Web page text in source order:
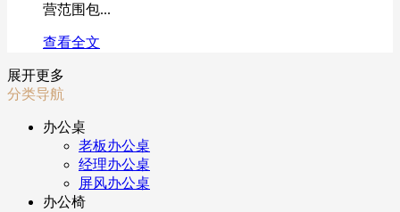
营范围包...
查看全文
展开更多
分类导航
办公桌
老板办公桌
经理办公桌
屏风办公桌
办公椅